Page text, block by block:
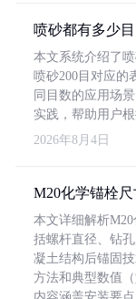
喷砂都有多少目
本文系统介绍了
喷砂200目对应的
同目数的应用场
实践，帮助用户
2026年8月4日
M20化学锚栓
本文详细解析
括螺杆直径、钻
凝土结构后锚固
方法和典型数值（